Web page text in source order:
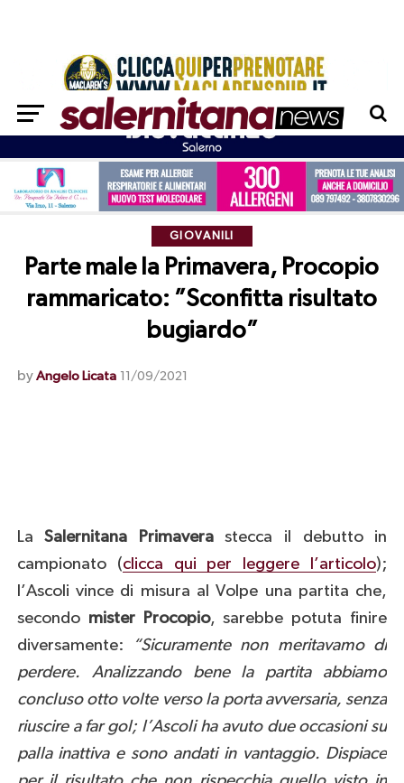
GIOVANILI
Parte male la Primavera, Procopio
rammaricato: ”Sconfitta risultato
bugiardo”
by Angelo Licata 11/09/2021
LaSalernitana Primaverastecca il debutto in
campionato (clicca qui per leggere l’articolo);
l’Ascoli vince di misura al Volpe una partita che,
secondo mister Procopio, sarebbe potuta finire
diversamente: “Sicuramente non meritavamo di
perdere. Analizzando bene la partita abbiamo
concluso otto volte verso la porta avversaria, senza
riuscire a far gol; l’Ascoli ha avuto due occasioni su
palla inattiva e sono andati in vantaggio. Dispiace